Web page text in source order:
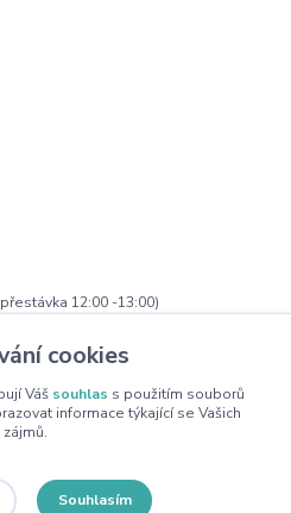
12:00 -13:00)
cookies
Váš souhlas s použitím souborů
informace týkající se Vašich
zájmů.
Souhlasím